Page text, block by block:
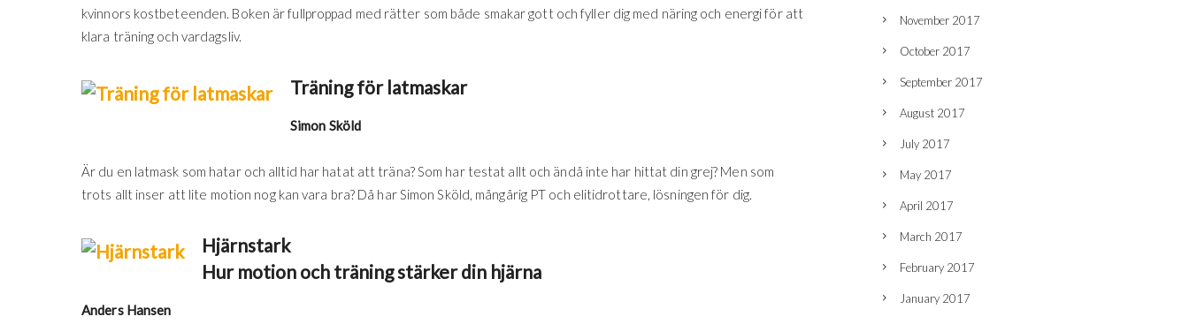
kvinnors kostbeteenden. Boken är fullproppad med rätter som både smakar gott och fyller dig med näring och energi för att
klara träning och vardagsliv.
Träning för latmaskar
Simon Sköld
Är du en latmask som hatar och alltid har hatat att träna? Som har testat allt och ändå inte har hittat din grej? Men som
trots allt inser att lite motion nog kan vara bra? Då har Simon Sköld, mångårig PT och elitidrottare, lösningen för dig.
Hjärnstark
Hur motion och träning stärker din hjärna
Anders Hansen
November 2017
October 2017
September 2017
August 2017
July 2017
May 2017
April 2017
March 2017
February 2017
January 2017